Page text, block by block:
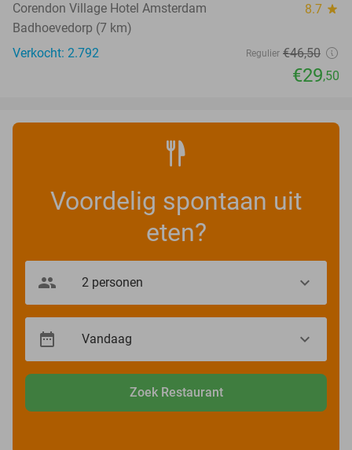
Corendon Village Hotel Amsterdam 8.7 star
Badhoevedorp (7 km)
Verkocht: 2.792
Regulier €46,50
€29,50
Voordelig spontaan uit
eten?
Zoek Restaurant